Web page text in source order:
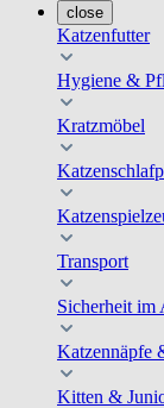
close
Katzenfutter
Hygiene &
Kratzmöbel
Transport
Sicherheit im
Katzennäpfe
Kitten &